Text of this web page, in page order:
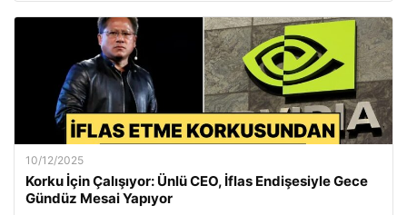
10/12/2025
Korku İçin Çalışıyor: Ünlü CEO, İflas Endişesiyle Gece
Gündüz Mesai Yapıyor